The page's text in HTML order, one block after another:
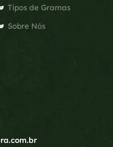
Tipos de Gramas
Sobre Nós